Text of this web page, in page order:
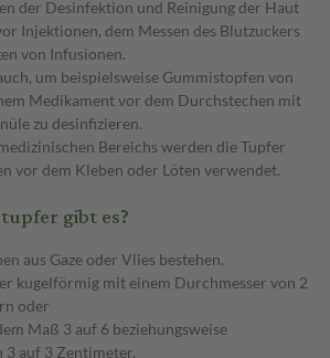
der Desinfektion und Reinigung der Haut
Injektionen, dem Messen des Blutzuckers
von Infusionen.
um beispielsweise Gummistopfen von
Medikament vor dem Durchstechen mit
zu desinfizieren.
Bereichs werden die Tupfer
vor dem Kleben oder Löten verwendet.
gibt es?
aus Gaze oder Vlies bestehen.
kugelförmig mit einem Durchmesser von 2
oder
Maß 3 auf 6 beziehungsweise
3 auf 3 Zentimeter.